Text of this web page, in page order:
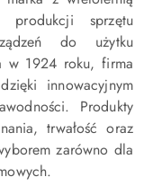
sprzętu
do użytku
w 1924 roku, firma
innowacyjnym
Produkty
trwałość oraz
zarówno dla